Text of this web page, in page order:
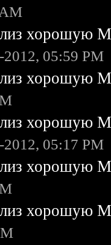
хорошую
2012, 05:59 PM
хорошую
хорошую
2012, 05:17 PM
хорошую
хорошую